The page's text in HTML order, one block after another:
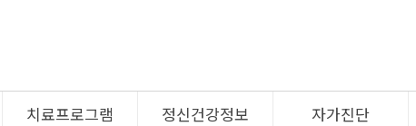
치료프로그램 정신건강정보 자가진단